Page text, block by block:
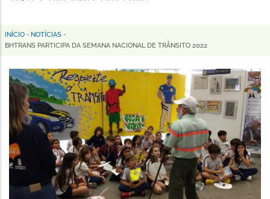
Horizonte
Trilha
navegação
INÍCIO - NOTÍCIAS -
BHTRANS PARTICIPA DA SEMANA NACIONAL DE TRÂNSITO 2022